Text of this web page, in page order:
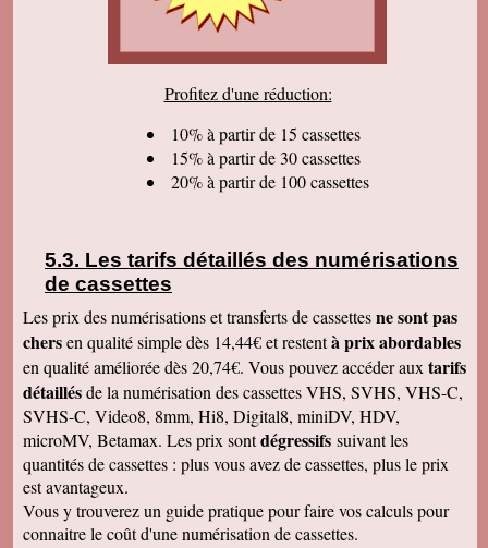
sommes très satisfaits. Encore tous mes
remerciements et bonne continuation. Bien
cordialement.
J'ai bien reçu votre paquet, et je suis très
dois dire qu'au début j'étais un peu septique vu
les prix . merci beaucoup Cordialement
Pierre B
Je suis très très très satisfait de votre travail.
que les affaires aillent très bien.
Jacques N
Colis reçu ce jour, satisfait du bon travail réalisé
par vos soins. Merci encore, Cordialement
Hervé R
j'ai bien reçu les CD et les K7 en retour, merci
de cet excellent traitement. Très bons résultats
Pascal R
bonjour bien reçu le colis samedi après
visionnage le travail est superbe
Francis C
J' ai bien reçu votre envoi Les premières
visualisations montrent un beau travail, et
rappellent de nombreux souvenirs Merci Je
Profitez d'une réduction:
10% à partir de 15 cassettes
15% à partir de 30 cassettes
20% à partir de 100 cassettes
Les tarifs détaillés des numérisations
de cassettes
Les prix des numérisations et transferts de cassettesne sont pas
chersen qualité simple dès 14,44€ et restentà prix abordables
en qualité améliorée dès 20,74€. Vous pouvez accéder aux tarifs
détaillésde la numérisation des cassettes VHS, SVHS, VHS-C,
SVHS-C, Video8, 8mm, Hi8, Digital8, miniDV, HDV,
microMV, Betamax. Les prix sontdégressifs suivant les
quantités de cassettes : plus vous avez de cassettes, plus le prix
est avantageux.
Vous y trouverez un guide pratique pour faire vos calculs pour
connaitre le coût d'une numérisation de cassettes.